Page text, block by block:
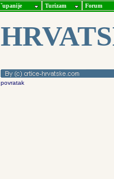
ˇupanije Turizam Forum
povratak